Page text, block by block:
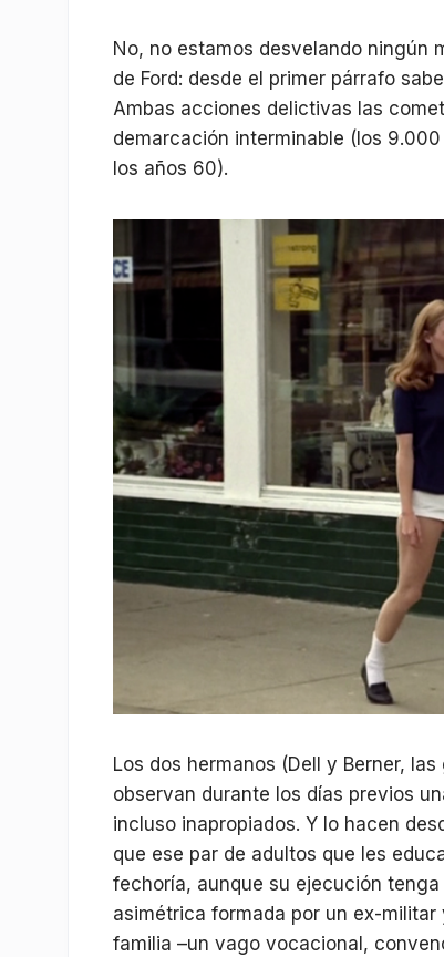
No, no estamos desvelando ningún
de Ford: desde el primer párrafo
Ambas acciones delictivas las
demarcación interminable (los
los años 60).
Los dos hermanos (Dell y Berner,
observan durante los días previos
incluso inapropiados. Y lo hacen
que ese par de adultos que les
fechoría, aunque su ejecución
asimétrica formada por un ex-
familia –un vago vocacional,